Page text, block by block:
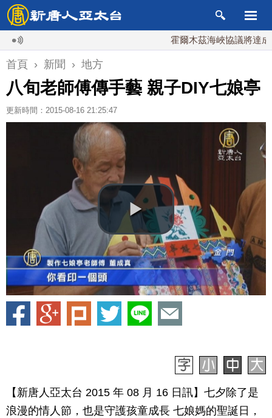
霍爾木茲海峽協議將達成？伊
首頁 › 新聞 › 地方
八旬老師傅傳手藝 親子DIY七娘亭
更新時間：2015-08-16 21:25:47
【新唐人亞太台 2015 年 08 月 16 日訊】七夕除了是
浪漫的情人節，也是守護孩童成長 七娘媽的聖誕日，